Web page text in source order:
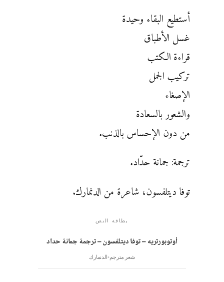
أستطيع البقاء وحيدة
غسل الأطباق
قراءة الكتب
تركيب الجمل
الإصغاء
والشعور بالسعادة
من دون الإحساس بالذنب.
ترجمة: جمانة حدّاد.
توفا ديتلفسون، شاعرة من الدنمارك.
بطاقة النص
أوتوبورتريه – توفا ديتلفسون – ترجمة جمانة حداد
شعر مترجم الدنمارك